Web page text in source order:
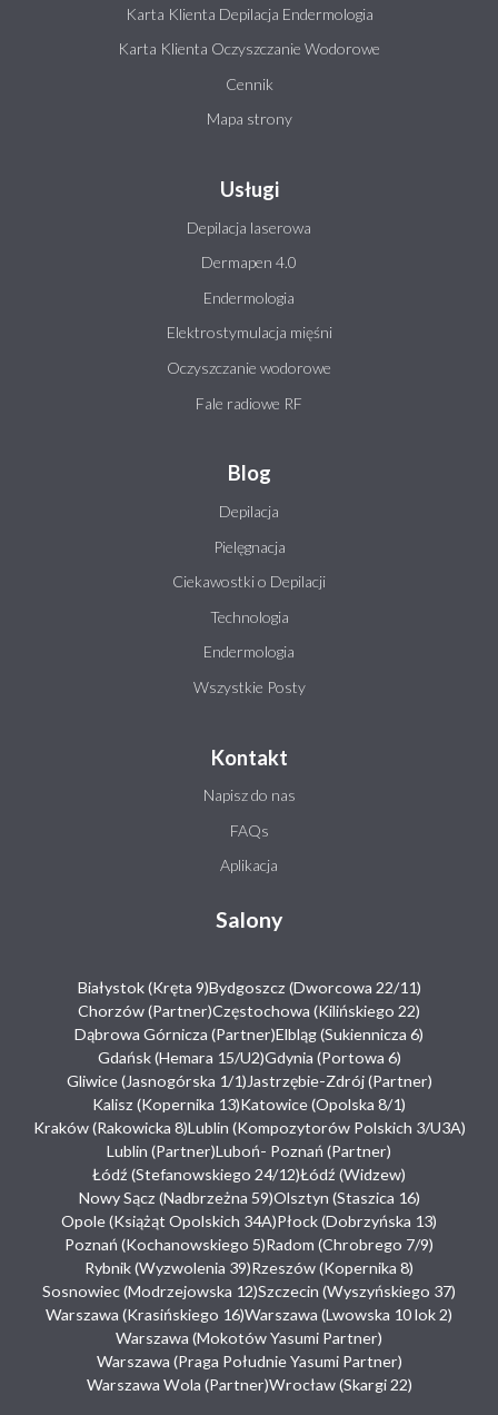
Karta Klienta Depilacja Endermologia
Karta Klienta Oczyszczanie Wodorowe
Cennik
Mapa strony
Usługi
Depilacja laserowa
Dermapen 4.0
Endermologia
Elektrostymulacja mięśni
Oczyszczanie wodorowe
Fale radiowe RF
Blog
Depilacja
Pielęgnacja
Ciekawostki o Depilacji
Technologia
Endermologia
Wszystkie Posty
Kontakt
Napisz do nas
FAQs
Aplikacja
Salony
Białystok (Kręta 9)Bydgoszcz (Dworcowa 22/11)
Chorzów (Partner)Częstochowa (Kilińskiego 22)
Dąbrowa Górnicza (Partner)Elbląg (Sukiennicza 6)
Gdańsk (Hemara 15/U2)Gdynia (Portowa 6)
Gliwice (Jasnogórska 1/1) Jastrzębie-Zdrój (Partner)
Kalisz (Kopernika 13)Katowice (Opolska 8/1)
Kraków (Rakowicka 8)Lublin (Kompozytorów Polskich 3/U3A)
Lublin (Partner)Luboń- Poznań (Partner)
Łódź (Stefanowskiego 24/12)Łódź (Widzew)
Nowy Sącz (Nadbrzeżna 59)Olsztyn (Staszica 16)
Opole (Książąt Opolskich 34A)Płock (Dobrzyńska 13)
Poznań (Kochanowskiego 5)Radom (Chrobrego 7/9)
Rybnik (Wyzwolenia 39)Rzeszów (Kopernika 8)
Sosnowiec (Modrzejowska 12)Szczecin (Wyszyńskiego 37)
Warszawa (Krasińskiego 16)Warszawa (Lwowska 10 lok 2)
Warszawa (Mokotów Yasumi Partner)
Warszawa (Praga Południe Yasumi Partner)
Warszawa Wola (Partner)Wrocław (Skargi 22)